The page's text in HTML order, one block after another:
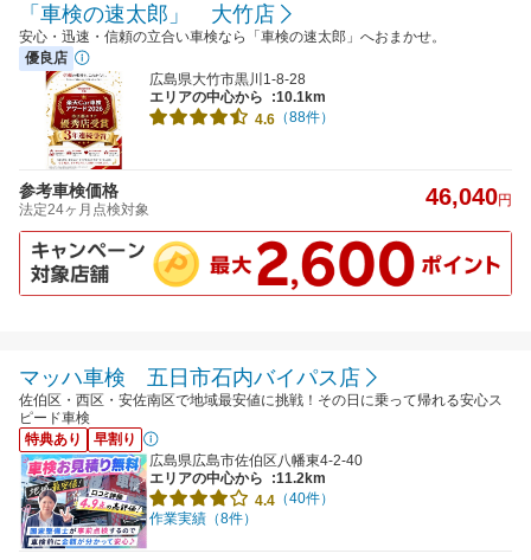
「車検の速太郎」 大竹店
安心・迅速・信頼の立合い車検なら「車検の速太郎」へおまかせ。
優良店
広島県大竹市黒川1-8-28
エリアの中心から
:10.1km
4.6 （88件）
参考車検価格
法定24ヶ月点検対象 46,040円
マッハ車検 五日市石内バイパス店
佐伯区・西区・安佐南区で地域最安値に挑戦！その日に乗って帰れる安心ス
ピード車検
特典あり
早割り
広島県広島市佐伯区八幡東4-2-40
エリアの中心から
:11.2km
4.4 （40件）
作業実績（8件）